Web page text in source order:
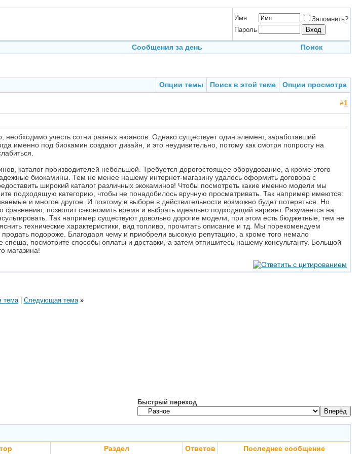
Имя
Запомнить?
Пароль
Сообщения за день Поиск
Опции темы Поиск в этой теме
Опции просмотра
#1
учесть сотни разных нюансов. Однако существует один элемент, заработавший
именно под биокамин создают дизайн, и это неудивительно, потому как смотря попросту на
каталог производителей небольшой. Требуется дорогостоящее оборудование, а кроме этого
биокамины. Тем не менее нашему интернет-магазину удалось оформить договора с
широкий каталог различных экокаминов! Чтобы посмотреть какие именно модели мы
подходящую категорию, чтобы не понадобилось вручную просматривать. Так например имеются:
и многое другое. И поэтому в выборе в действительности возможно будет потеряться. Но
позволит сэкономить время и выбрать идеально подходящий вариант. Разумеется на
Так например существуют довольно дорогие модели, при этом есть бюджетные, тем не
технические характеристики, вид топливо, прочитать описание и тд. Мы порекомендуем
подороже. Благодаря чему и приобрели высокую репутацию, а кроме того немало
спеша, посмотрите способы оплаты и доставки, а затем отпишитесь нашему консультанту. Большой
магазина!
тема| Следующая тема »
Быстрый переход
Раздел Ответов Последнее сообщение